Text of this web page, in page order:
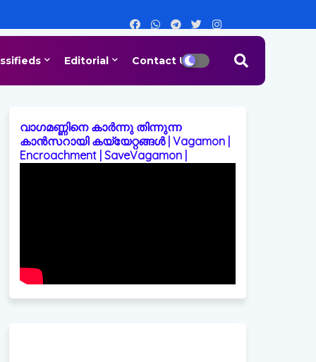
Editorial Contact Us
വാഗമണ്ണിനെ കാർന്നു തിന്നുന്ന
കാൻസറായി കയ്യേറ്റങ്ങൾ | Vagamon |
Encroachment | SaveVagamon |